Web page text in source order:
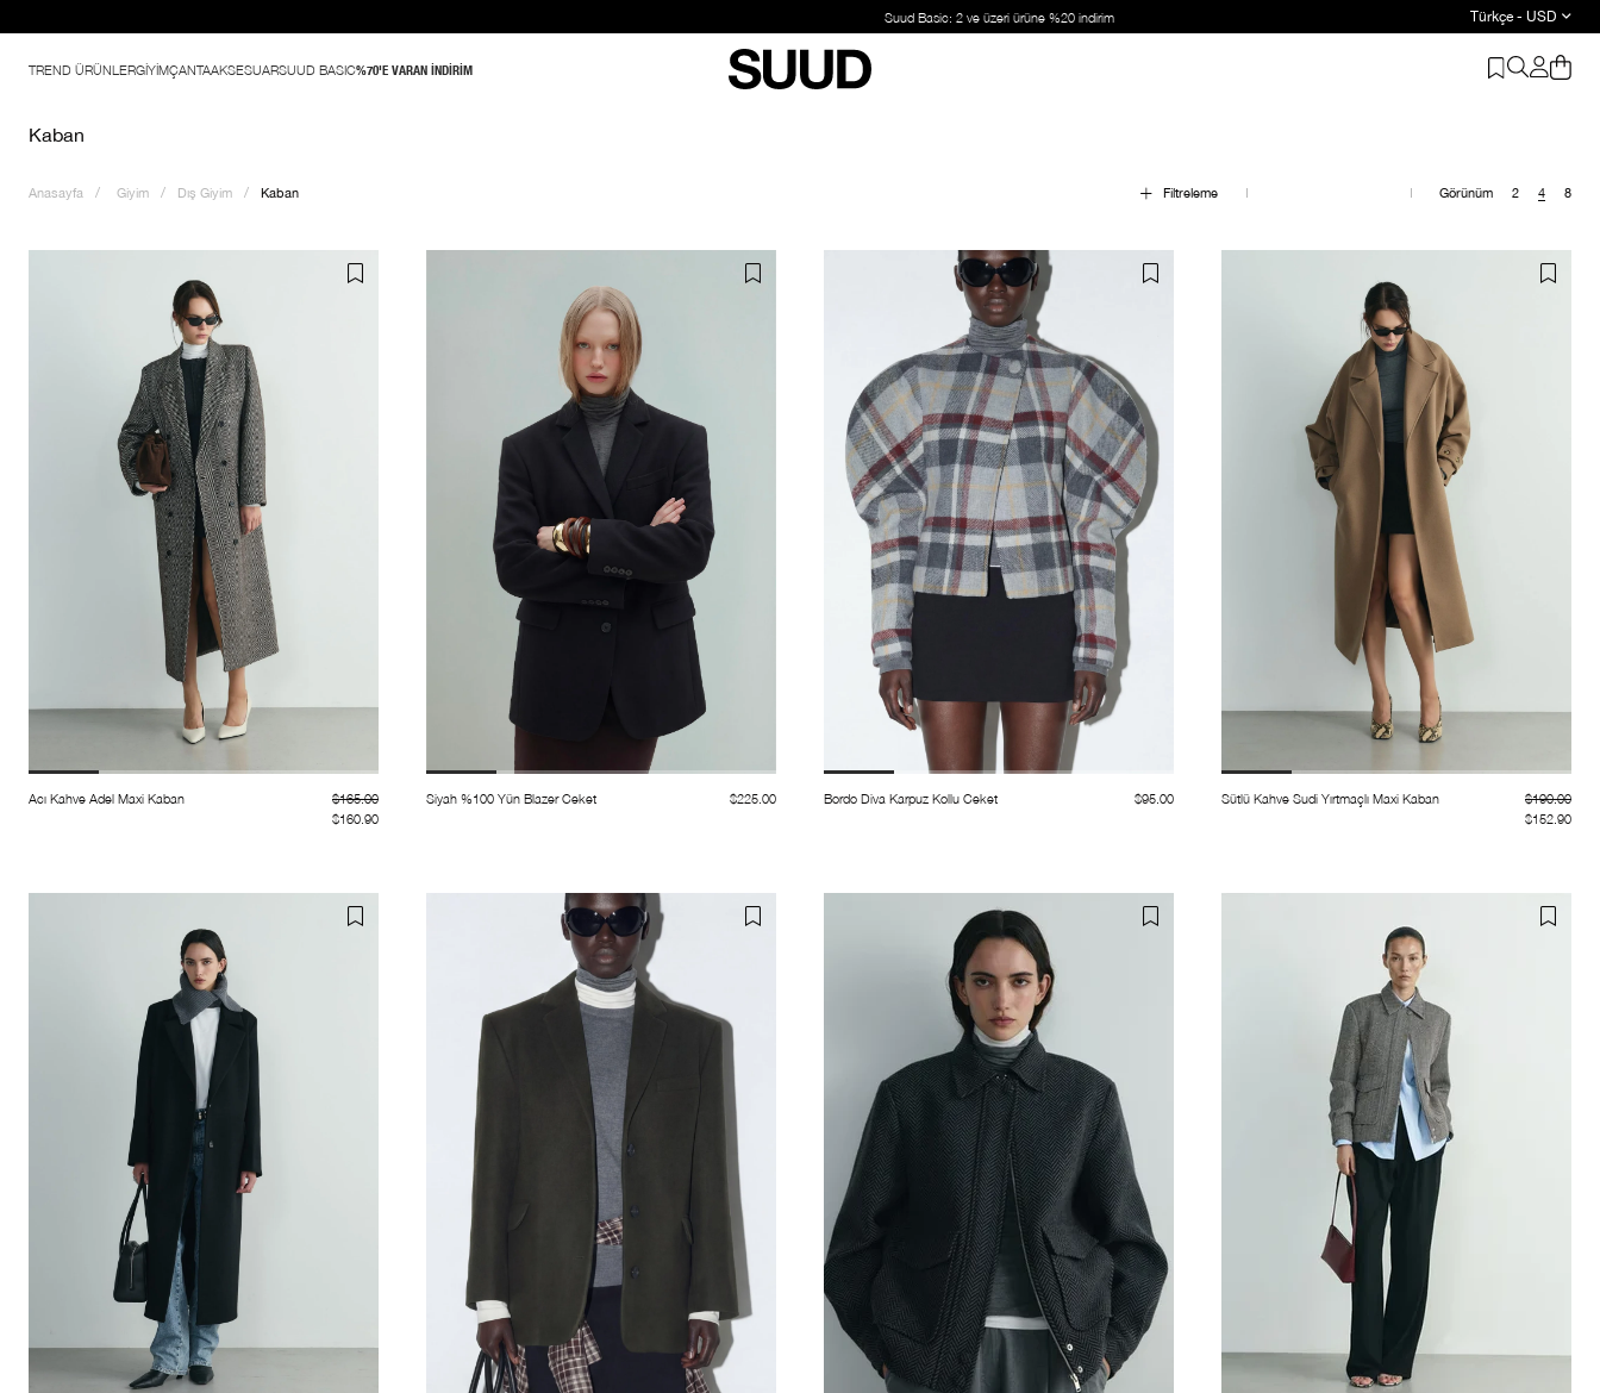
Suud Basic: 2 ve üzeri ürüne %20 indirim Türkçe - USD
TREND ÜRÜNLERGİYİMÇANTAAKSESUARSUUD BASIC%70'E VARAN İNDİRİM
Kaban
Anasayfa Giyim Dış Giyim Kaban Filtreleme
Acı Kahve Adel Maxi Kaban
$160.90
$165.00 Siyah %100 Yün Blazer Ceket $225.00 Bordo Diva Karpuz Kollu Ceket $95.00
Sütlü Kahve Sudi Yırtmaçlı Maxi Kaban
$152.90
$190.00